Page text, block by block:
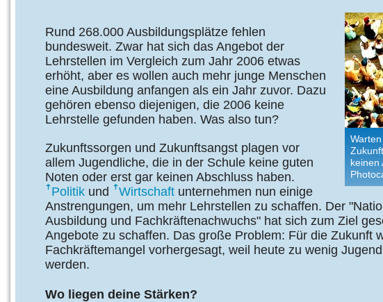
keinen
Rund 268.000 Ausbildungsplätze fehlen
bundesweit. Zwar hat sich das Angebot der
Lehrstellen im Vergleich zum Jahr 2006 etwas
erhöht, aber es wollen auch mehr junge Menschen
eine Ausbildung anfangen als ein Jahr zuvor. Dazu
gehören ebenso diejenigen, die 2006 keine
Lehrstelle gefunden haben. Was also tun?
Zukunftssorgen und Zukunftsangst plagen vor
allem Jugendliche, die in der Schule keine guten
Noten oder erst gar keinen Abschluss haben.
Politik und Wirtschaft unternehmen nun einige
Anstrengungen, um mehr Lehrstellen zu schaffen. Der
Ausbildung und Fachkräftenachwuchs" hat sich zum Ziel
Angebote zu schaffen. Das große Problem: Für die Zukunft
Fachkräftemangel vorhergesagt, weil heute zu wenig
werden.
Wo liegen deine Stärken?